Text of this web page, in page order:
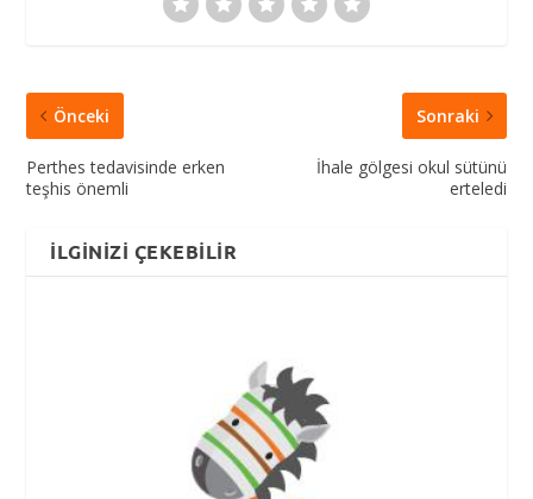
Önceki
Perthes tedavisinde erken
teşhis önemli
Sonraki
İhale gölgesi okul sütünü
erteledi
İLGINIZI ÇEKEBILIR